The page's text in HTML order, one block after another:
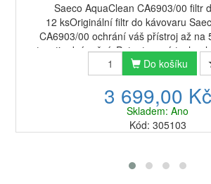
Saeco AquaClean CA6903/00 filtr
12 ksOriginální filtr do kávovaru
CA6903/00 ochrání váš přístroj až na
nutnosti odvápnění. Patentovaná
Do košíku
3 699,00 Kč
Skladem: Ano
Kód: 305103